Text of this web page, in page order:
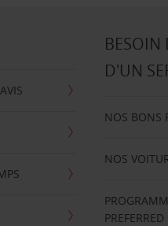
BESOIN
D'UN
NOS BONS
NOS
PREFERRED